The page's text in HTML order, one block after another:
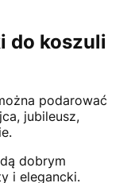
do koszuli
podarować
jubileusz,
dobrym
i elegancki.